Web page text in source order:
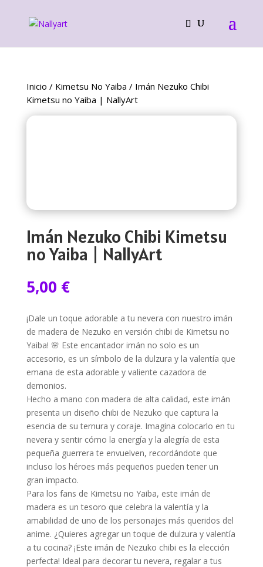
Inicio / Kimetsu No Yaiba / Imán Nezuko Chibi
Kimetsu no Yaiba | NallyArt
Imán Nezuko Chibi Kimetsu
no Yaiba | NallyArt
5,00 €
¡Dale un toque adorable a tu nevera con nuestro imán
de madera de Nezuko en versión chibi de Kimetsu no
Yaiba! 🌸 Este encantador imán no solo es un
accesorio, es un símbolo de la dulzura y la valentía que
emana de esta adorable y valiente cazadora de
demonios.
Hecho a mano con madera de alta calidad, este imán
presenta un diseño chibi de Nezuko que captura la
esencia de su ternura y coraje. Imagina colocarlo en tu
nevera y sentir cómo la energía y la alegría de esta
pequeña guerrera te envuelven, recordándote que
incluso los héroes más pequeños pueden tener un
gran impacto.
Para los fans de Kimetsu no Yaiba, este imán de
madera es un tesoro que celebra la valentía y la
amabilidad de uno de los personajes más queridos del
anime. ¿Quieres agregar un toque de dulzura y valentía
a tu cocina? ¡Este imán de Nezuko chibi es la elección
perfecta! Ideal para decorar tu nevera, regalar a tus